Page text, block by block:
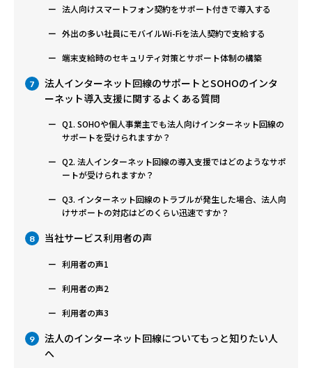
法人向けスマートフォン契約をサポート付きで導入する
外出の多い社員にモバイルWi-Fiを法人契約で支給する
端末支給時のセキュリティ対策とサポート体制の構築
7
法人インターネット回線のサポートとSOHOのインタ
ーネット導入支援に関するよくある質問
Q1. SOHOや個人事業主でも法人向けインターネット回線の
サポートを受けられますか？
Q2. 法人インターネット回線の導入支援ではどのようなサポ
ートが受けられますか？
Q3. インターネット回線のトラブルが発生した場合、法人向
けサポートの対応はどのくらい迅速ですか？
8 当社サービス利用者の声
利用者の声1
利用者の声2
利用者の声3
9
法人のインターネット回線についてもっと知りたい人
へ